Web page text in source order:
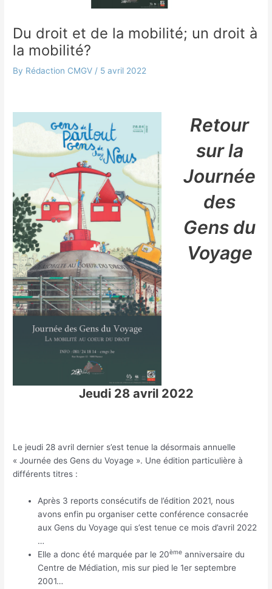
Du droit et de la mobilité; un droit à
la mobilité?
By Rédaction CMGV/ 5 avril 2022
Retour
sur la
Journée
des
Gens du
Voyage
Jeudi 28 avril 2022
Le jeudi 28 avril dernier s’est tenue la désormais annuelle
« Journée des Gens du Voyage ». Une édition particulière à
différents titres :
Après 3 reports consécutifs de l’édition 2021, nous
avons enfin pu organiser cette conférence consacrée
aux Gens du Voyage qui s’est tenue ce mois d’avril 2022
…
Elle a donc été marquée par le 20ème anniversaire du
Centre de Médiation, mis sur pied le 1er septembre
2001…